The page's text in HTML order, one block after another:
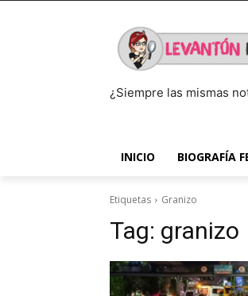
¿Siempre las mismas
INICIO BIOGRAFÍA
Etiquetas Granizo
Tag: granizo